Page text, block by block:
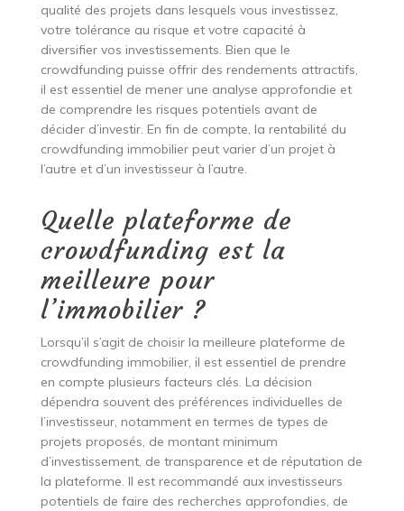
qualité des projets dans lesquels vous investissez,
votre tolérance au risque et votre capacité à
diversifier vos investissements. Bien que le
crowdfunding puisse offrir des rendements attractifs,
il est essentiel de mener une analyse approfondie et
de comprendre les risques potentiels avant de
décider d’investir. En fin de compte, la rentabilité du
crowdfunding immobilier peut varier d’un projet à
l’autre et d’un investisseur à l’autre.
Quelle plateforme de
crowdfunding est la
meilleure pour
l’immobilier ?
Lorsqu’il s’agit de choisir la meilleure plateforme de
crowdfunding immobilier, il est essentiel de prendre
en compte plusieurs facteurs clés. La décision
dépendra souvent des préférences individuelles de
l’investisseur, notamment en termes de types de
projets proposés, de montant minimum
d’investissement, de transparence et de réputation de
la plateforme. Il est recommandé aux investisseurs
potentiels de faire des recherches approfondies, de